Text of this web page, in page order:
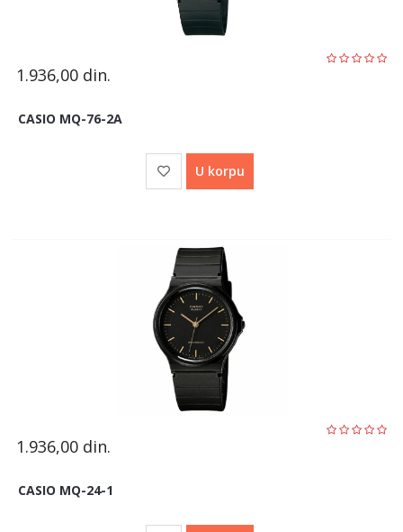
1.936,00 din.
CASIO MQ-76-2A
U korpu
1.936,00 din.
CASIO MQ-24-1